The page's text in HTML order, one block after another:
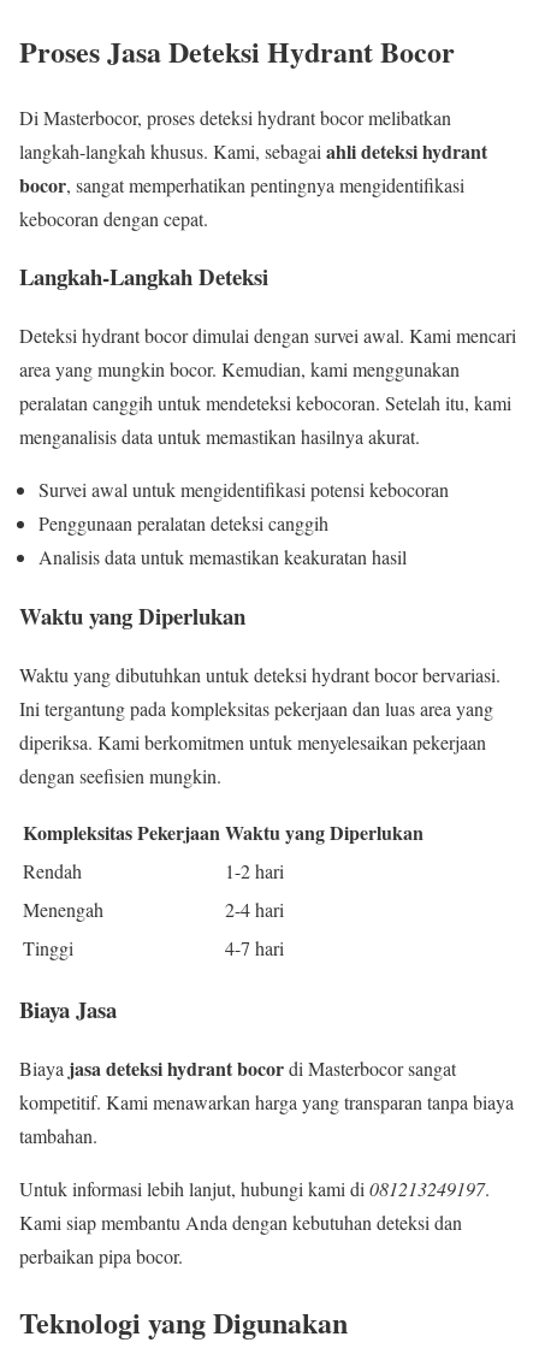
Proses Jasa Deteksi Hydrant Bocor
Di Masterbocor, proses deteksi hydrant bocor melibatkan
langkah-langkah khusus. Kami, sebagai ahli deteksi hydrant
bocor, sangat memperhatikan pentingnya mengidentifikasi
kebocoran dengan cepat.
Langkah-Langkah Deteksi
Deteksi hydrant bocor dimulai dengan survei awal. Kami mencari
area yang mungkin bocor. Kemudian, kami menggunakan
peralatan canggih untuk mendeteksi kebocoran. Setelah itu, kami
menganalisis data untuk memastikan hasilnya akurat.
Survei awal untuk mengidentifikasi potensi kebocoran
Penggunaan peralatan deteksi canggih
Analisis data untuk memastikan keakuratan hasil
Waktu yang Diperlukan
Waktu yang dibutuhkan untuk deteksi hydrant bocor bervariasi.
Ini tergantung pada kompleksitas pekerjaan dan luas area yang
diperiksa. Kami berkomitmen untuk menyelesaikan pekerjaan
dengan seefisien mungkin.
Kompleksitas Pekerjaan Waktu yang Diperlukan
Rendah
1-2 hari
Menengah
2-4 hari
Tinggi
4-7 hari
Biaya Jasa
Biaya jasa deteksi hydrant bocordi Masterbocor sangat
kompetitif. Kami menawarkan harga yang transparan tanpa biaya
tambahan.
Untuk informasi lebih lanjut, hubungi kami di 081213249197.
Kami siap membantu Anda dengan kebutuhan deteksi dan
perbaikan pipa bocor.
Teknologi yang Digunakan